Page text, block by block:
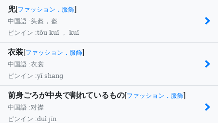
兜[ファッション．服飾]
中国語 :头盔，盔
ピンイン :tóu kuī ， kuī
衣装[ファッション．服飾]
中国語 :衣裳
ピンイン :yī shang
前身ごろが中央で割れているもの[ファッション．服飾]
中国語 :对襟
ピンイン :duì jīn